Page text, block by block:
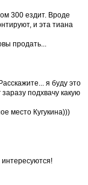
300 ездит. Вроде
и эта тиана
продать...
я буду это
подхвачу какую
место Кугукина)))